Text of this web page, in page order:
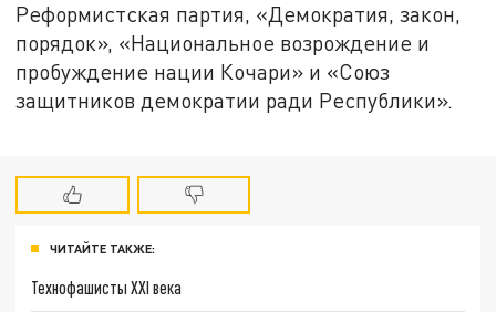
Реформистская партия, «Демократия, закон,
порядок», «Национальное возрождение и
пробуждение нации Кочари» и «Союз
защитников демократии ради Республики».
ЧИТАЙТЕ ТАКЖЕ:
Технофашисты XXI века